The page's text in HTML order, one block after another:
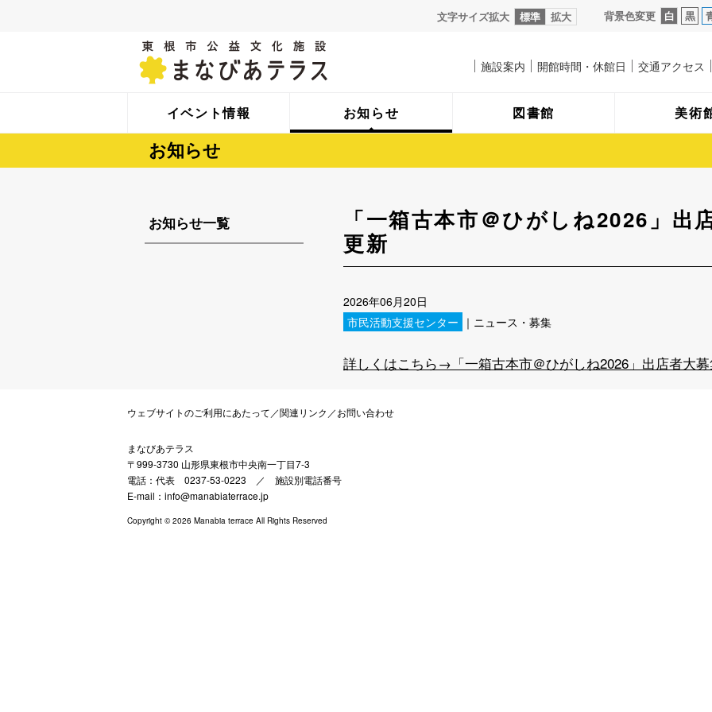
文字サイズ拡大 標準 拡大 背景色変更 白 黒
イベント情報 お知らせ 図書館 美術
施設案内 開館時間・休館日 交通アクセス
お知らせ
「一箱古本市＠ひがしね2026」
更新
2026年06月20日
市民活動支援センター ｜ニュース・募集
詳しくはこちら→「一箱古本市＠ひがしね2026」出店者大
お知らせ一覧
ウェブサイトのご利用にあたって ／関連リンク ／お問い合わせ
まなびあテラス
〒999-3730 山形県東根市中央南一丁目7-3
電話：代表 0237-53-0223 ／ 施設別電話番号
E-mail：info@manabiaterrace.jp
Copyright © 2026 Manabia terrace All Rights Reserved